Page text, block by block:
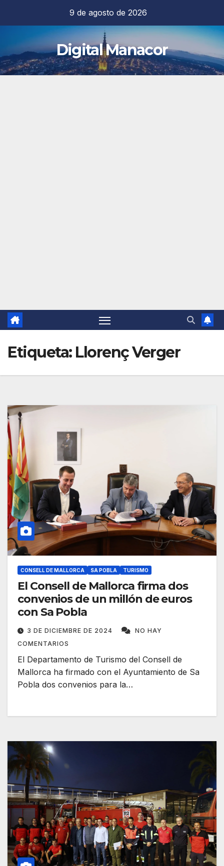
contenido
9 de agosto de 2026
Digital Manacor
Etiqueta: Llorenç Verger
CONSELL DE MALLORCA SA POBLA TURISMO
El Consell de Mallorca firma dos
convenios de un millón de euros
con Sa Pobla
3 DE DICIEMBRE DE 2024
NO HAY
COMENTARIOS
El Departamento de Turismo del Consell de
Mallorca ha firmado con el Ayuntamiento de Sa
Pobla dos convenios para la…